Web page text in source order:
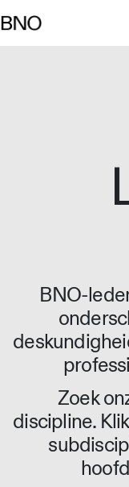
BNO-
Zoek
discipline.